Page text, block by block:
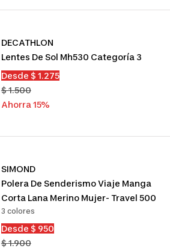
DECATHLON
Lentes De Sol Mh530 Categoría 3
Precio
de
venta
Desde $ 1.275
Precio
normal
$ 1.500
Ahorra 15%
SIMOND
Polera De Senderismo Viaje Manga
Corta Lana Merino Mujer- Travel 500
3 colores
Precio
de
Desde $ 950
Precio
$ 1.900